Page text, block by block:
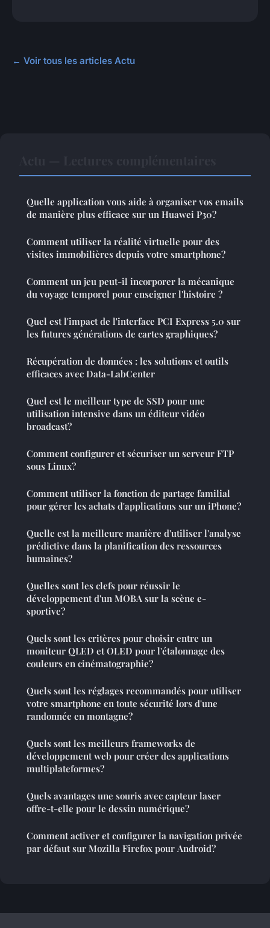
← Voir tous les articles Actu
Quelle application vous aide à organiser vos emails
de manière plus efficace sur un Huawei P30?
Comment utiliser la réalité virtuelle pour des
visites immobilières depuis votre smartphone?
Comment un jeu peut-il incorporer la mécanique
du voyage temporel pour enseigner l'histoire ?
Quel est l'impact de l'interface PCI Express 5.0 sur
les futures générations de cartes graphiques?
Récupération de données : les solutions et outils
efficaces avec Data-LabCenter
Quel est le meilleur type de SSD pour une
utilisation intensive dans un éditeur vidéo
broadcast?
Comment configurer et sécuriser un serveur FTP
sous Linux?
Comment utiliser la fonction de partage familial
pour gérer les achats d'applications sur un iPhone?
Quelle est la meilleure manière d'utiliser l'analyse
prédictive dans la planification des ressources
humaines?
Quelles sont les clefs pour réussir le
développement d'un MOBA sur la scène e-
sportive?
Quels sont les critères pour choisir entre un
moniteur QLED et OLED pour l'étalonnage des
couleurs en cinématographie?
Quels sont les réglages recommandés pour utiliser
votre smartphone en toute sécurité lors d'une
randonnée en montagne?
Quels sont les meilleurs frameworks de
développement web pour créer des applications
multiplateformes?
Quels avantages une souris avec capteur laser
offre-t-elle pour le dessin numérique?
Comment activer et configurer la navigation privée
par défaut sur Mozilla Firefox pour Android?